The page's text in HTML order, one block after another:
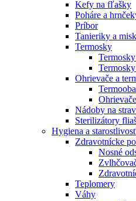
Kefy na fľašky
Poháre a
Príbor
Tanieriky a
Termosky
Ohrievače a
Nádoby na
Sterilizátory
Hygiena a
Zdravotnícke
Nosné
Teplomery
Váhy